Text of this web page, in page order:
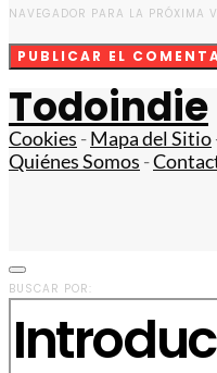
NAVEGADOR PARA LA PRÓXIMA
Todoindie
Cookies -Mapa del Sitio
Quiénes Somos -
BUSCAR POR: